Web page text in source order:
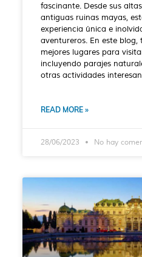
fascinante. Desde sus
antiguas ruinas mayas,
experiencia única e
aventureros. En este blog,
mejores lugares para
incluyendo parajes
otras actividades
READ MORE »
28/06/2023 No hay